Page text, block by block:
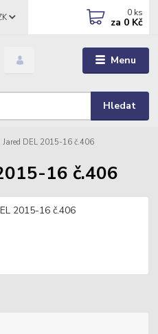
Menu
Hledat
0 ks
za 0 Kč
Jared DEL 2015-16 č.406
16 č.406